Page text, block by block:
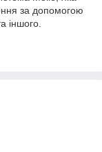
за допомогою
іншого.